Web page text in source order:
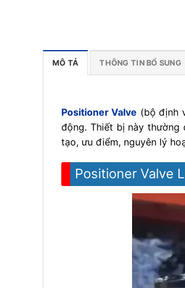
MÔ TẢ THÔNG TIN BỔ SUNG
Positioner Valve (bộ định
động. Thiết bị này thường
tạo, ưu điểm, nguyên lý
Positioner Valve